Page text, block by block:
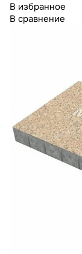
В избранное
В сравнение